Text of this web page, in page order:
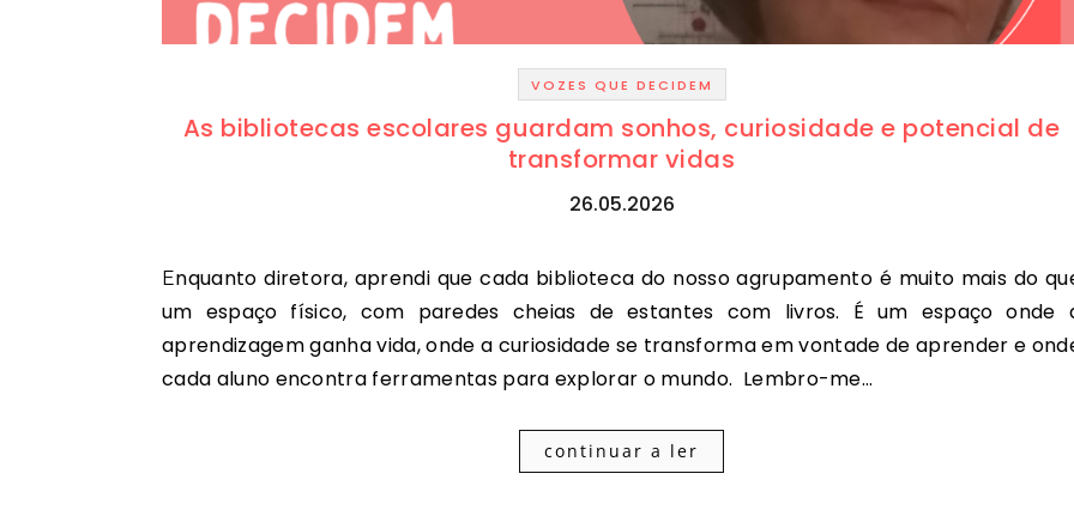
VOZES QUE DECIDEM
As bibliotecas escolares guardam sonhos, curiosidade e potencial de
transformar vidas
26.05.2026
Enquanto diretora, aprendi que cada biblioteca do nosso agrupamento é muito mais do que
um espaço físico, com paredes cheias de estantes com livros. É um espaço onde
aprendizagem ganha vida, onde a curiosidade se transforma em vontade de aprender e
cada aluno encontra ferramentas para explorar o mundo. Lembro-me…
continuar a ler